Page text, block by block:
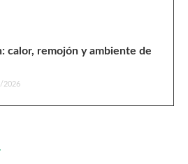
calor, remojón y ambiente de
2026